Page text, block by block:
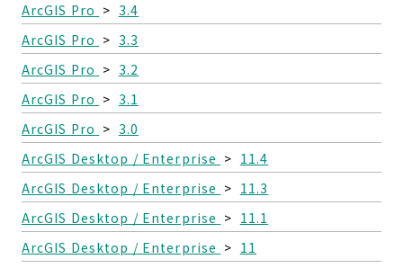
ArcGIS Pro > 3.4
ArcGIS Pro > 3.3
ArcGIS Pro > 3.2
ArcGIS Pro > 3.1
ArcGIS Pro > 3.0
ArcGIS Desktop / Enterprise > 11.4
ArcGIS Desktop / Enterprise > 11.3
ArcGIS Desktop / Enterprise > 11.1
ArcGIS Desktop / Enterprise > 11